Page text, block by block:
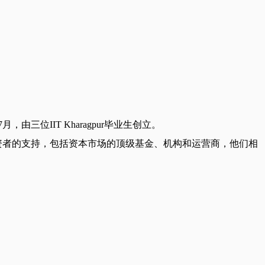
，由三位IIT Kharagpur毕业生创立。
的支持，包括资本市场的顶级基金、机构和运营商，他们相